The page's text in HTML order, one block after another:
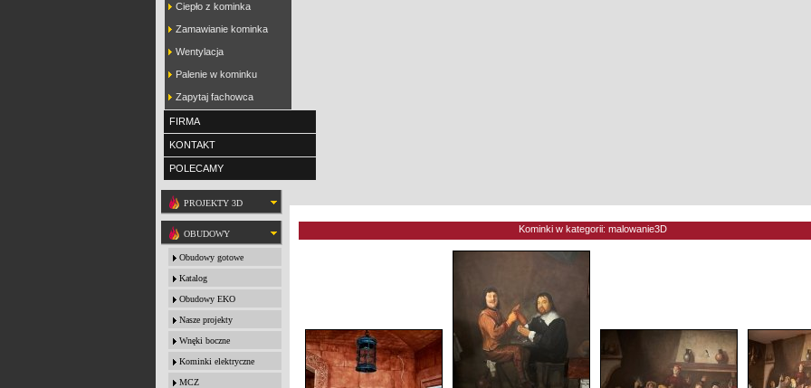
Ciepło z kominka
Zamawianie kominka
Wentylacja
Palenie w kominku
Zapytaj fachowca
FIRMA
KONTAKT
POLECAMY
PROJEKTY 3D
OBUDOWY
Obudowy gotowe
Katalog
Obudowy EKO
Nasze projekty
Wnęki boczne
Kominki elektryczne
MCZ
Kominki w kategorii: malowanie3D